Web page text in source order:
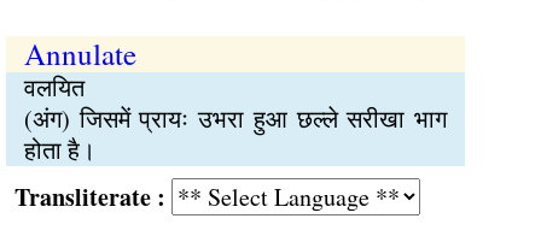
Annulate
वलयित
(अंग) जिसमें प्रायः उभरा हुआ छल्ले सरीखा भाग
होता है।
: